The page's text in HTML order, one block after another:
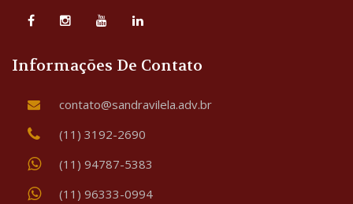
Informações De Contato
contato@sandravilela.adv.br
(11) 3192-2690
(11) 94787-5383
(11) 96333-0994